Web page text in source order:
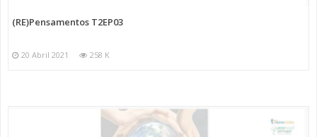
(RE)Pensamentos T2EP03
20 Abril 2021 258 K